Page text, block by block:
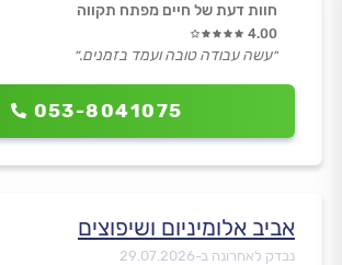
053-8041075
חוות דעת של חיים מפתח תקווה
4.00
״עשה עבודה טובה ועמד בזמנים.״
אביב אלומיניום ושיפוצים
נבדק לאחרונה ב-29.07.2026